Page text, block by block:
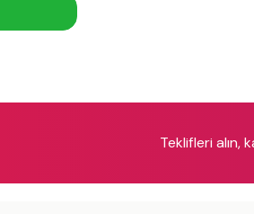
Teklifleri alın,